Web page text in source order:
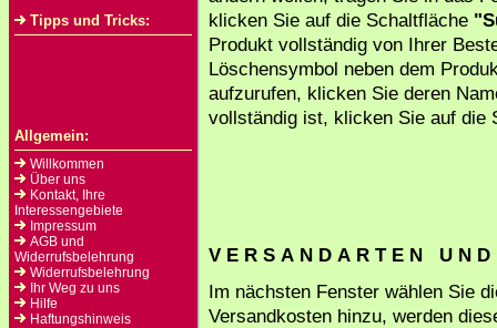
Tipps und Tricks:
Allgemein:
Willkommen
Über uns
Kontakt, Ihre
Interessengebiete
Impressum
AGB und
Widerrufsbelehrung
Widerrufsbelehrung
Ihr Weg zu uns
Hilfe
Haftungshinweis
klicken Sie auf die Schaltfläche
Produkt vollständig von Ihrer
Löschensymbol neben dem
aufzurufen, klicken Sie deren
vollständig ist, klicken Sie auf die
V E R S A N D A R T E N U N
Im nächsten Fenster wählen Sie
Versandkosten hinzu, werden